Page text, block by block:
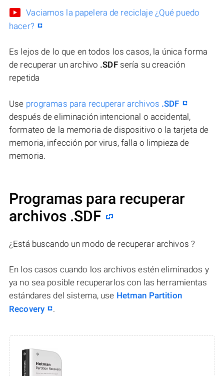
Vaciamos la papelera de reciclaje ¿Qué puedo
hacer?
Es lejos de lo que en todos los casos, la única forma
de recuperar un archivo .SDFsería su creación
repetida
Use programas para recuperar archivos .SDF
después de eliminación intencional o accidental,
formateo de la memoria de dispositivo o la tarjeta de
memoria, infección por virus, falla o limpieza de
memoria.
Programas para recuperar
archivos .SDF
¿Está buscando un modo de recuperar archivos ?
En los casos cuando los archivos estén eliminados y
ya no sea posible recuperarlos con las herramientas
estándares del sistema, use Hetman Partition
Recovery
.